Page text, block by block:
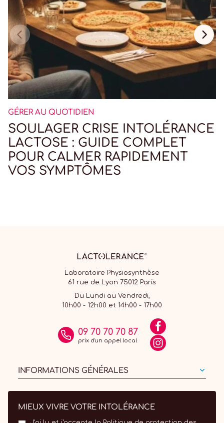
GÉRER AU QUOTIDIEN
SOULAGER CRISE INTOLÉRANCE
LACTOSE : GUIDE COMPLET
POUR CALMER RAPIDEMENT
VOS SYMPTÔMES
Laboratoire Physiosynthèse
61 rue de Lyon 75012 Paris
Du Lundi au Vendredi,
10h00 - 12h00 et 14h00 - 17h00
09 70 70 70 87
prix d'un appel local
INFORMATIONS GÉNÉRALES
MIEUX VIVRE VOTRE INTOLÉRANCE